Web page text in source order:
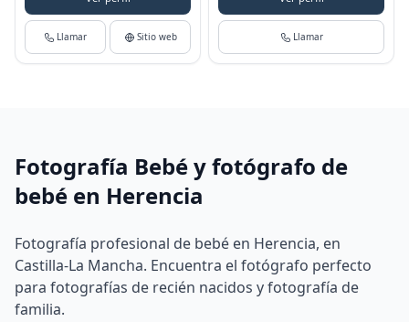
Llamar Sitio web Llamar
Fotografía Bebé y fotógrafo de
bebé en Herencia
Fotografía profesional de bebé en Herencia, en
Castilla-La Mancha. Encuentra el fotógrafo perfecto
para fotografías de recién nacidos y fotografía de
familia.